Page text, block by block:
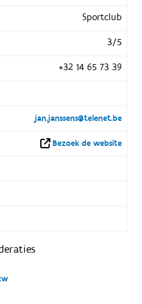
Sportclub
3/5
+32 14 65 73 39
jan.janssens@telenet.be
Bezoek de website